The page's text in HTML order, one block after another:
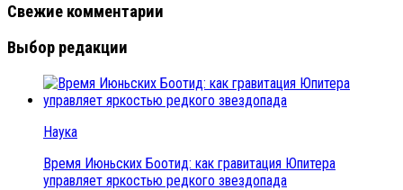
Свежие комментарии
Выбор редакции
Наука
Время Июньских Боотид: как гравитация Юпитера
управляет яркостью редкого звездопада